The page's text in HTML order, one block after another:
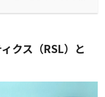
クス（RSL）と